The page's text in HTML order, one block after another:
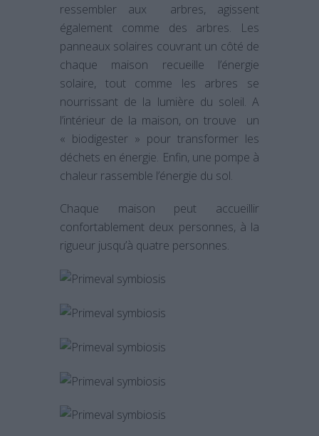
ressembler aux arbres, agissent
également comme des arbres. Les
panneaux solaires couvrant un côté de
chaque maison recueille l’énergie
solaire, tout comme les arbres se
nourrissant de la lumière du soleil. A
l’intérieur de la maison, on trouve un
« biodigester » pour transformer les
déchets en énergie. Enfin, une pompe à
chaleur rassemble l’énergie du sol.
Chaque maison peut accueillir
confortablement deux personnes, à la
rigueur jusqu’à quatre personnes.